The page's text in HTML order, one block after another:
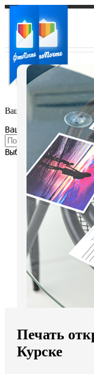
Ваш город:
Ваш регион
Выберите из
Мы доставляем по
Продолжить без
Печать
Курске